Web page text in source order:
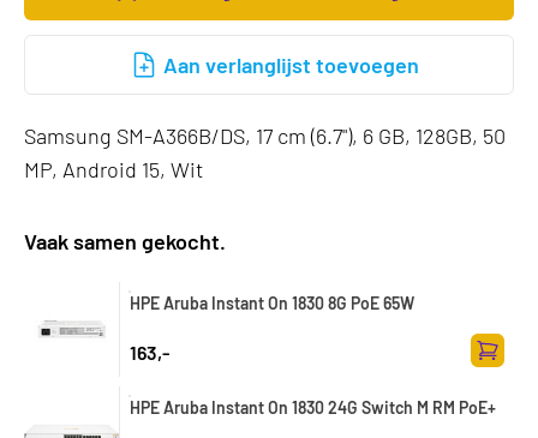
Aan verlanglijst toevoegen
Samsung SM-A366B/DS, 17 cm (6.7"), 6 GB, 128GB, 50
MP, Android 15, Wit
Vaak samen gekocht.
HPE Aruba Instant On 1830 8G PoE 65W
163,-
HPE Aruba Instant On 1830 24G Switch M RM PoE+